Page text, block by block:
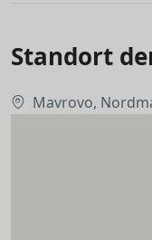
Standort
Mavrovo,